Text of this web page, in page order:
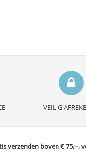
VEILIG
boven € 75,--,